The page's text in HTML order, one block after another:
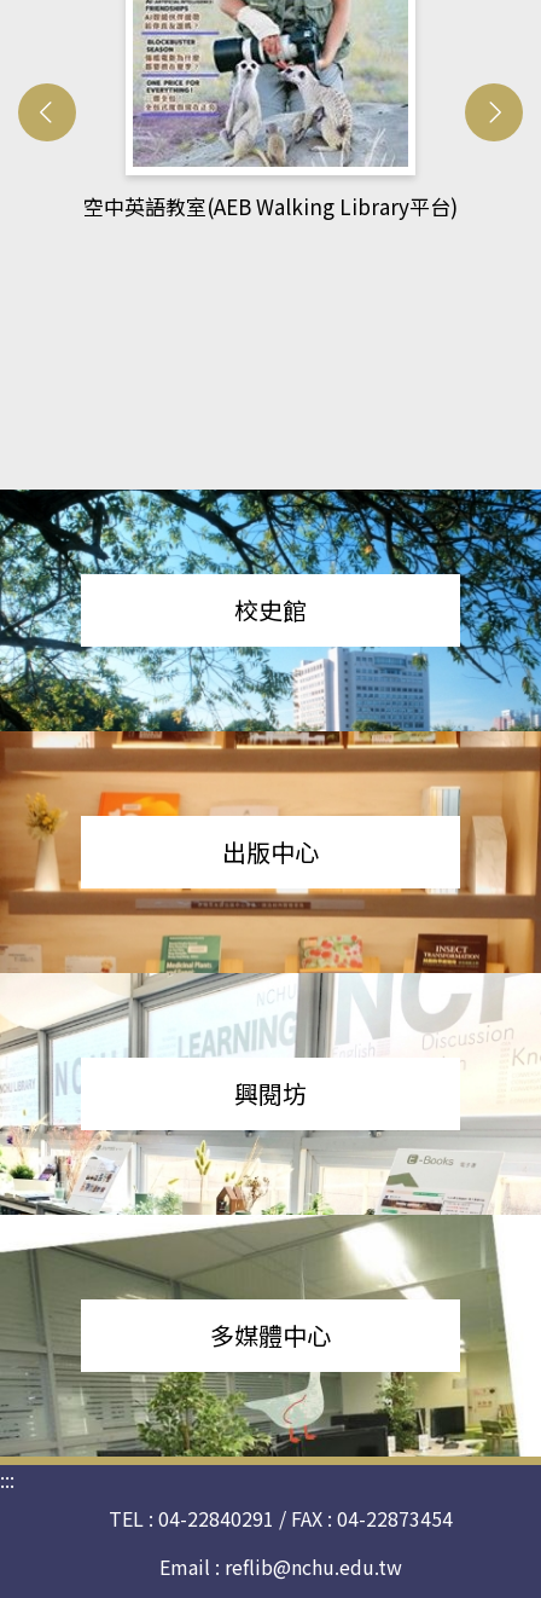
網管人(kono平台)
校史館
出版中心
興閱坊
多媒體中心
:::
TEL : 04-22840291 / FAX : 04-22873454
Email : reflib@nchu.edu.tw